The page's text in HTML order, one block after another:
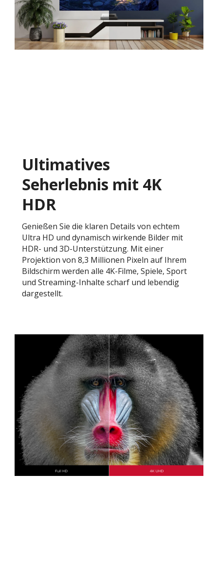
Ultimatives
Seherlebnis mit 4K
HDR
Genießen Sie die klaren Details von echtem
Ultra HD und dynamisch wirkende Bilder mit
HDR- und 3D-Unterstützung. Mit einer
Projektion von 8,3 Millionen Pixeln auf Ihrem
Bildschirm werden alle 4K-Filme, Spiele, Sport
und Streaming-Inhalte scharf und lebendig
dargestellt.